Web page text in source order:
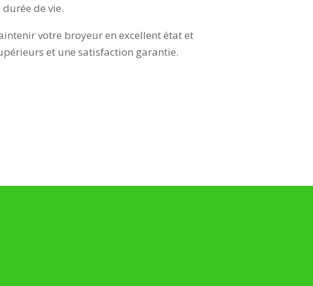
de vie.
votre broyeur en excellent état et
et une satisfaction garantie.